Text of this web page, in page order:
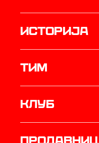
историја
ТИМ
Клуб